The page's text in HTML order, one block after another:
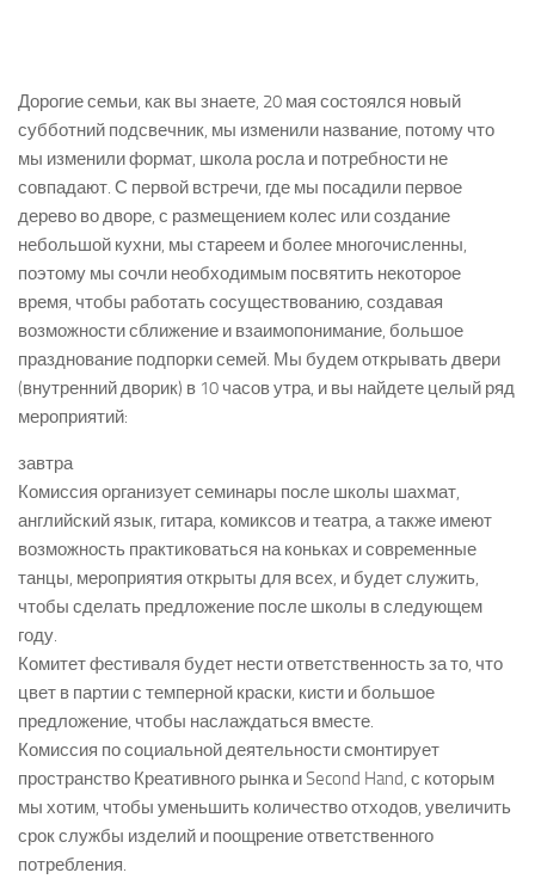
Дорогие семьи, как вы знаете, 20 мая состоялся новый
субботний подсвечник, мы изменили название, потому что
мы изменили формат, школа росла и потребности не
совпадают. С первой встречи, где мы посадили первое
дерево во дворе, с размещением колес или создание
небольшой кухни, мы стареем и более многочисленны,
поэтому мы сочли необходимым посвятить некоторое
время, чтобы работать сосуществованию, создавая
возможности сближение и взаимопонимание, большое
празднование подпорки семей. Мы будем открывать двери
(внутренний дворик) в 10 часов утра, и вы найдете целый ряд
мероприятий:
завтра
Комиссия организует семинары после школы шахмат,
английский язык, гитара, комиксов и театра, а также имеют
возможность практиковаться на коньках и современные
танцы, мероприятия открыты для всех, и будет служить,
чтобы сделать предложение после школы в следующем
году.
Комитет фестиваля будет нести ответственность за то, что
цвет в партии с темперной краски, кисти и большое
предложение, чтобы наслаждаться вместе.
Комиссия по социальной деятельности смонтирует
пространство Креативного рынка и Second Hand, с которым
мы хотим, чтобы уменьшить количество отходов, увеличить
срок службы изделий и поощрение ответственного
потребления.